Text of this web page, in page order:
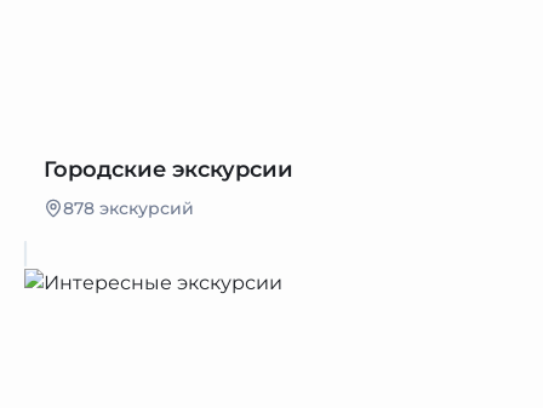
Городские экскурсии
878 экскурсий